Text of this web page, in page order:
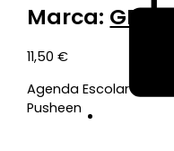
Marca:
11,50€
Agenda Escolar
Pusheen